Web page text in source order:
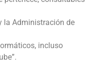
la Administración de
incluso